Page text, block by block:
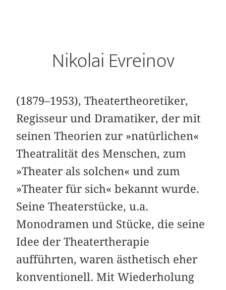
Nikolai Evreinov
(1879–1953), Theatertheoretiker,
Regisseur und Dramatiker, der mit
seinen Theorien zur »natürlichen«
Theatralität des Menschen, zum
»Theater als solchen« und zum
»Theater für sich« bekannt wurde.
Seine Theaterstücke, u.a.
Monodramen und Stücke, die seine
Idee der Theatertherapie
aufführten, waren ästhetisch eher
konventionell. Mit Wiederholung